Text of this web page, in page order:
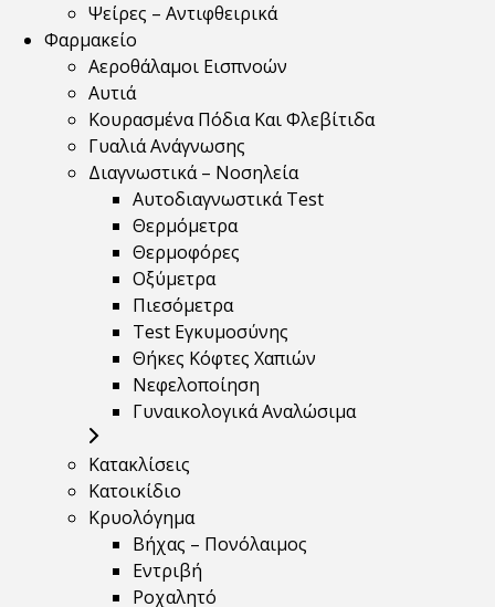
Ψείρες – Αντιφθειρικά
Φαρμακείο
Αεροθάλαμοι Εισπνοών
Αυτιά
Κουρασμένα Πόδια Και Φλεβίτιδα
Γυαλιά Ανάγνωσης
Διαγνωστικά – Νοσηλεία
Αυτοδιαγνωστικά Test
Θερμόμετρα
Θερμοφόρες
Οξύμετρα
Πιεσόμετρα
Test Εγκυμοσύνης
Θήκες Κόφτες Χαπιών
Νεφελοποίηση
Γυναικολογικά Αναλώσιμα
Κατακλίσεις
Κατοικίδιο
Κρυολόγημα
Βήχας – Πονόλαιμος
Εντριβή
Ροχαλητό